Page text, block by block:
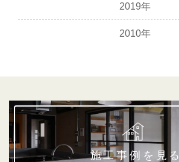
2019年
2010年
施工事例を見る